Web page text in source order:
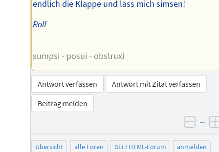
endlich die Klappe und lass mich simsen!
Rolf
--
sumpsi - posui - obstruxi
Antwort verfassen
Antwort mit Zitat verfassen
Beitrag melden
–
Übersicht alle Foren SELFHTML-Forum
anmelden